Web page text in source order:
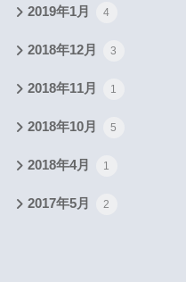
2019年1月 4
2018年12月 3
2018年11月 1
2018年10月 5
2018年4月 1
2017年5月 2